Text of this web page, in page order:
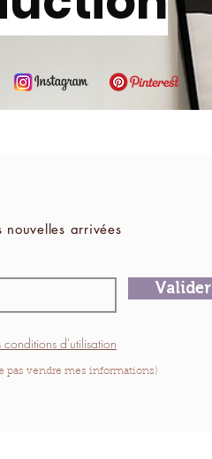
nouvelles arrivées
Valider
conditions d'utilisation
pas vendre mes informations)